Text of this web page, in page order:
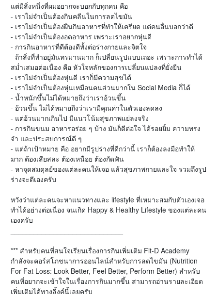
แต่มีสิ่งหนึ่งที่ผมอยากจะบอกกับทุกคน คือ
- เราไม่จำเป็นต้องกินคลีนในการลดไขมัน
- เราไม่จำเป็นต้องฝืนกินอาหารที่ทำให้เครียด แต่คนอื่นบอกว่าดี
- เราไม่จำเป็นต้องอดอาหาร เพราะเราอยากหุ่นดี
- การกินอาหารที่ดีต้องดีทั้งต่อร่างกายและจิตใจ
- ถ้าสิ่งที่ทำอยู่มันทรมานมาก ก็เปลี่ยนรูปแบบเถอะ เพราะการทำได้
สม่ำเสมอต่อเนื่อง คือ หัวใจหลักของการเปลี่ยนแปลงที่ยั่งยืน
- เราไม่จำเป็นต้องหุ่นดี เราก็มีความสุขได้
- เราไม่จำเป็นต้องหุ่นเหมือนคนส่วนมากใน Social Media ก็ได้
- น้ำหนักขึ้นไม่ได้หมายถึงว่าเราอ้วนขึ้น
- อ้วนขึ้น ไม่ได้หมายถึงว่าเรามีคุณค่าในตัวเองลดลง
- แต่อ้วนมากเกินไป มีแนวโน้มสุขภาพแย่ลงจริง
- การกินขนม อาหารอร่อย ๆ บ้าง มันก็ดีต่อใจ ได้รอยยิ้ม ความทรง
จำ และประสบการณ์ดี ๆ
- แต่ถ้าเป้าหมาย คือ อยากมีรูปร่างที่ดีกว่านี้ เราก็ต้องลงมือทำให้
มาก ต้องเสียสละ ต้องเหนื่อย ต้องกัดฟัน
- หาจุดสมดุลย์ของแต่ละคนให้เจอ แล้วสุขภาพกายและใจ รวมถึงรูป
ร่างจะดีเองครับ
หวังว่าแต่ละคนจะหาแนวทางและ lifestyle ที่เหมาะสมกับตัวเองเจอ
ทำได้อย่างต่อเนื่อง จนเกิด Happy & Healthy Lifestyle ของแต่ละคน
เองครับ
*** สำหรับคนที่สนใจเรียนเรื่องการกินเพิ่มเติม Fit-D Academy
กำลังจะคอร์สโภชนาการออนไลน์สำหรับการลดไขมัน (Nutrition
For Fat Loss: Look Better, Feel Better, Perform Better) สำหรับ
คนที่อยากจะเข้าใจในเรื่องการกินมากขึ้น สามารถอ่านรายละเอียด
เพิ่มเติมได้ทางลิ้งค์นี้เลยครับ